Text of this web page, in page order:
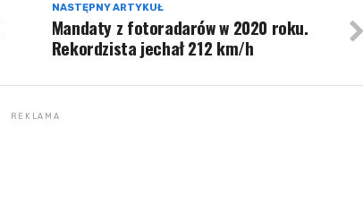
NASTĘPNY ARTYKUŁ
Mandaty z fotoradarów w 2020 roku.
Rekordzista jechał 212 km/h
REKLAMA